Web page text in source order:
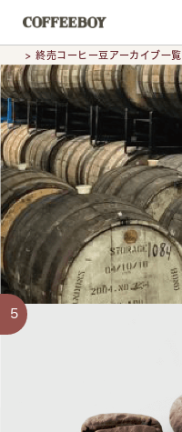
> 終売コーヒー豆アーカイブ一覧
5